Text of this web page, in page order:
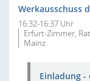
Werkausschuss
16:32-16:37 Uhr
Erfurt-Zimmer,
Mainz
Einladung